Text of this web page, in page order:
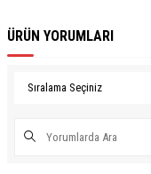
ÜRÜN YORUMLARI